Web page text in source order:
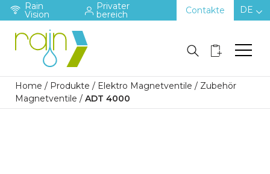
Rain
Vision
Privater
bereich Contakte DE
Home / Produkte / Elektro Magnetventile / Zubehör
Magnetventile / ADT 4000